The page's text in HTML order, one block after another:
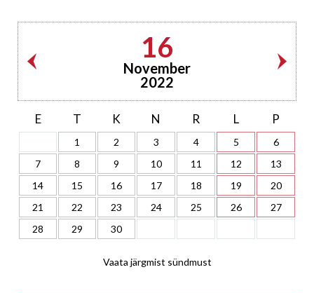
16
November
2022
E T K N R L P
1 2 3 4 5
6
7
8 9 10 11 12
13
14
15 16 17 18 19
20
21
22 23 24 25 26
27
28
29 30
Vaata järgmist sündmust